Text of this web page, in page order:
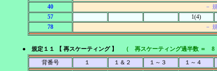
40
－
57
1(4)
78
－
● 規定１１ 【 再スケーティング 】
（ 再スケーティング過半数 ＝
背番号
１ １＆２ １～３
１～４